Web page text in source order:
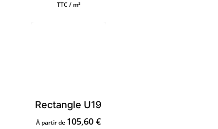
TTC / m²
Rectangle U19
À partir de 105,60€